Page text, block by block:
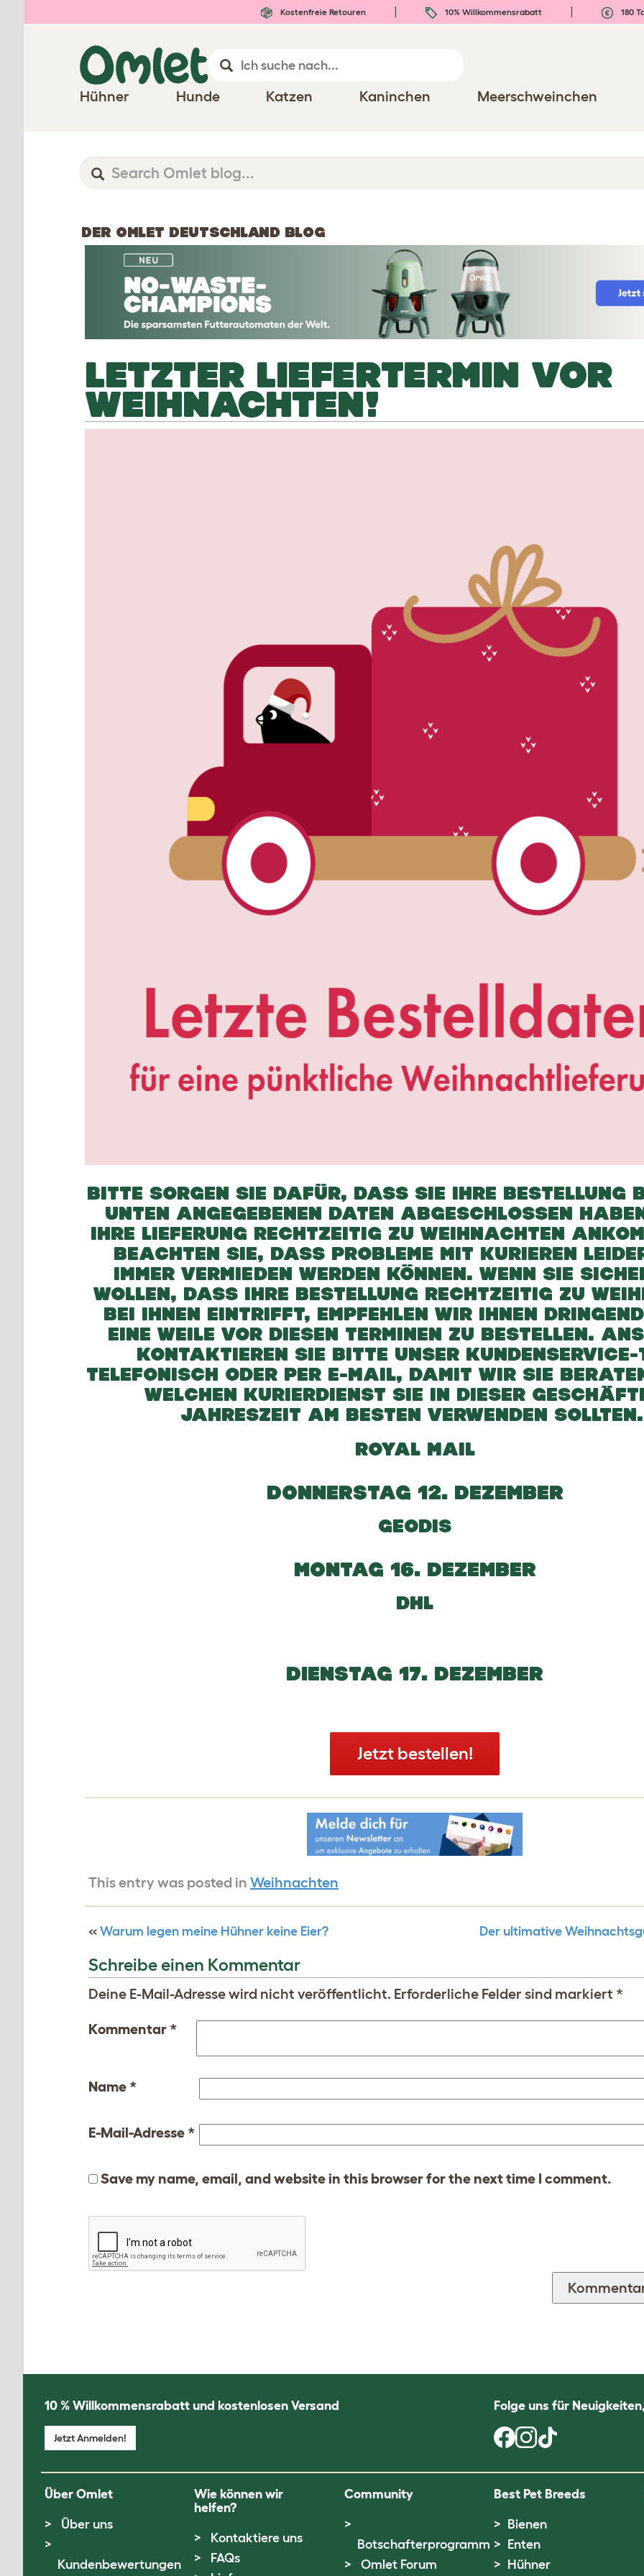
Kostenfreie Retouren 10% Willkommensrabatt 180
Hühner Hunde Katzen Kaninchen Meerschweinchen
DER OMLET DEUTSCHLAND BLOG
LETZTER LIEFERTERMIN VOR
WEIHNACHTEN!
BITTE SORGEN SIE DAFÜR, DASS SIE IHRE BESTELLUNG
UNTEN ANGEGEBENEN DATEN ABGESCHLOSSEN
IHRE LIEFERUNG RECHTZEITIG ZU WEIHNACHTEN
BEACHTEN SIE, DASS PROBLEME MIT KURIEREN
IMMER VERMIEDEN WERDEN KÖNNEN. WENN SIE
WOLLEN, DASS IHRE BESTELLUNG RECHTZEITIG ZU
BEI IHNEN EINTRIFFT, EMPFEHLEN WIR IHNEN
EINE WEILE VOR DIESEN TERMINEN ZU BESTELLEN.
KONTAKTIEREN SIE BITTE UNSER KUNDENSERVICE-
TELEFONISCH ODER PER E-MAIL, DAMIT WIR SIE
WELCHEN KURIERDIENST SIE IN DIESER
JAHRESZEIT AM BESTEN VERWENDEN SOLLTEN.
ROYAL MAIL
DONNERSTAG 12. DEZEMBER
GEODIS
MONTAG 16. DEZEMBER
DHL
DIENSTAG 17. DEZEMBER
Jetzt bestellen!
This entry was posted in Weihnachten
« Warum legen meine Hühner keine Eier? Der ultimative
Schreibe einen Kommentar
Deine E-Mail-Adresse wird nicht veröffentlicht. Erforderliche Felder sind markiert *
Kommentar *
Name *
E-Mail-Adresse *
Save my name, email, and website in this browser for the next time I comment.
10 % Willkommensrabatt und kostenlosen Versand
Jetzt Anmelden!
Folge uns für
Über Omlet
Über uns
Kundenbewertungen
Wie können wir
helfen?
Kontaktiere uns
FAQs
Community
Botschafterprogramm
Omlet Forum
Best Pet Breeds
Bienen
Enten
Hühner